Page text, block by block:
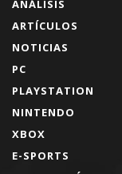
ANÁLISIS
ARTÍCULOS
NOTICIAS
PC
PLAYSTATION
NINTENDO
XBOX
E-SPORTS